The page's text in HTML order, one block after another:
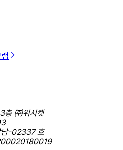
층 ㈜위시켓
남-02337 호